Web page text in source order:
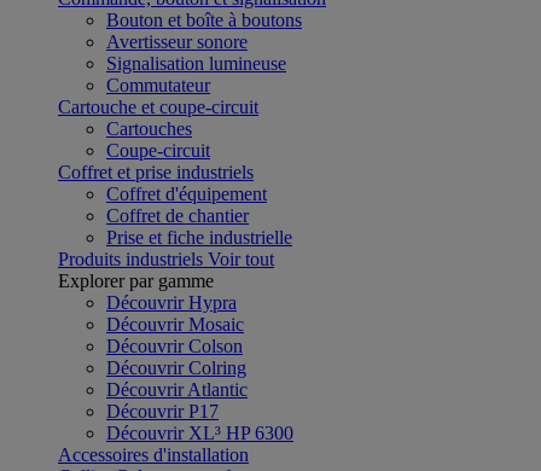
Bouton et boîte à boutons
Avertisseur sonore
Signalisation lumineuse
Commutateur
Cartouche et coupe-circuit
Cartouches
Coupe-circuit
Coffret et prise industriels
Coffret d'équipement
Coffret de chantier
Prise et fiche industrielle
Produits industriels Voir tout
Explorer par gamme
Découvrir Hypra
Découvrir Mosaic
Découvrir Colson
Découvrir Colring
Découvrir Atlantic
Découvrir P17
Découvrir XL³ HP 6300
Accessoires d'installation